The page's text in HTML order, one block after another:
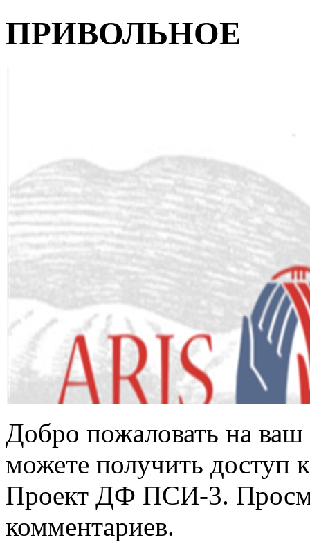
ПРИВОЛЬНОЕ
Добро пожаловать на
можете получить доступ
Проект ДФ ПСИ-3.
комментариев.